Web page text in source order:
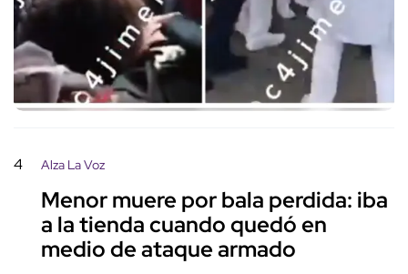
4 Alza La Voz
Menor muere por bala perdida: iba
a la tienda cuando quedó en
medio de ataque armado